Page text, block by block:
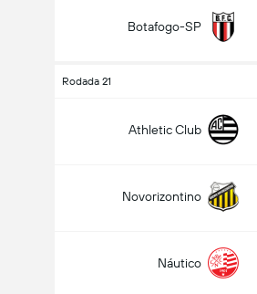
Botafogo-SP
Rodada 21
Athletic Club
Novorizontino
Náutico